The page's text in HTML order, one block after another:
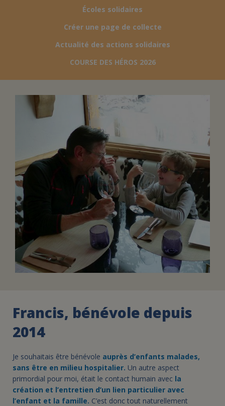
FAIRE UN DON
ESPACE PRESSE
JE DEVIENS
Écoles solidaires
Créer une page de collecte
Actualité des actions solidaires
COURSE DES HÉROS 2026
Francis, bénévole depuis
2014
Je souhaitais être bénévole auprès d’enfants malades,
sans être en milieu hospitalier. Un autre aspect
primordial pour moi, était le contact humain avec la
création et l’entretien d’un lien particulier avec
l’enfant et la famille. C’est donc tout naturellement